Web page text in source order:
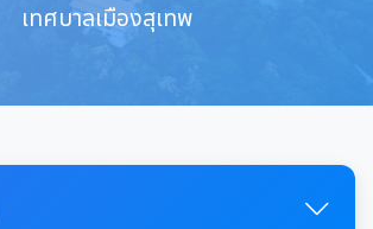
เทศบาลเมืองสุเทพ